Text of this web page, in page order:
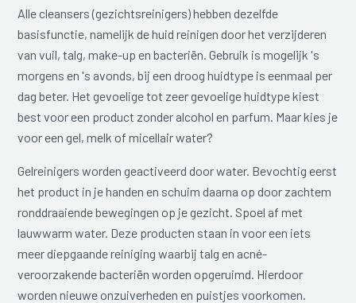
Alle cleansers (gezichtsreinigers) hebben dezelfde
basisfunctie, namelijk de huid reinigen door het verzijderen
van vuil, talg, make-up en bacteriën. Gebruik is mogelijk 's
morgens en 's avonds, bij een droog huidtype is eenmaal per
dag beter. Het gevoelige tot zeer gevoelige huidtype kiest
best voor een product zonder alcohol en parfum. Maar kies je
voor een gel, melk of micellair water?
Gelreinigers worden geactiveerd door water. Bevochtig eerst
het product in je handen en schuim daarna op door zachtem
ronddraaiende bewegingen op je gezicht. Spoel af met
lauwwarm water. Deze producten staan in voor een iets
meer diepgaande reiniging waarbij talg en acné-
veroorzakende bacteriën worden opgeruimd. Hierdoor
worden nieuwe onzuiverheden en puistjes voorkomen.